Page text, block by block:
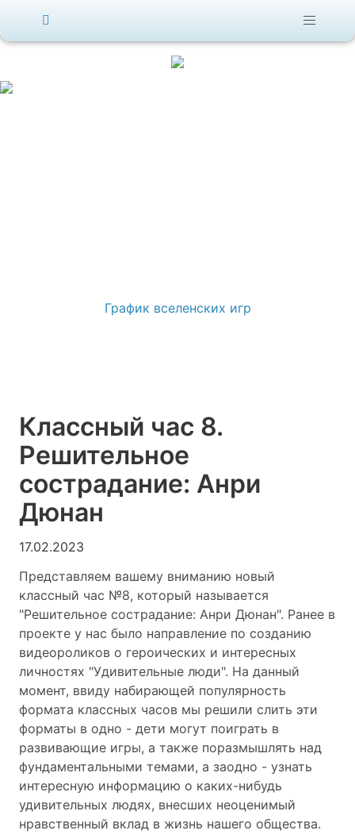
График вселенских игр
Классный час 8.
Решительное
сострадание: Анри
Дюнан
17.02.2023
Представляем вашему вниманию новый
классный час №8, который называется
"Решительное сострадание: Анри Дюнан". Ранее в
проекте у нас было направление по созданию
видеороликов о героических и интересных
личностях "Удивительные люди". На данный
момент, ввиду набирающей популярность
формата классных часов мы решили слить эти
форматы в одно - дети могут поиграть в
развивающие игры, а также поразмышлять над
фундаментальными темами, а заодно - узнать
интересную информацию о каких-нибудь
удивительных людях, внесших неоценимый
нравственный вклад в жизнь нашего общества.